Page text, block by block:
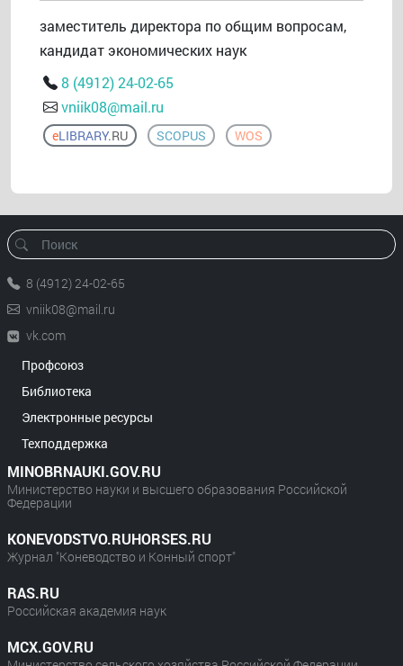
заместитель директора по общим вопросам,
кандидат экономических наук
8 (4912) 24-02-65
vniik08@mail.ru
eLIBRARY.RU SCOPUS WOS
8 (4912) 24-02-65
vniik08@mail.ru
vk.com
Профсоюз
Библиотека
Электронные ресурсы
Техподдержка
MINOBRNAUKI.GOV.RU
Министерство науки и высшего образования Российской
Федерации
KONEVODSTVO.RUHORSES.RU
Журнал "Коневодство и Конный спорт"
RAS.RU
Российская академия наук
MCX.GOV.RU